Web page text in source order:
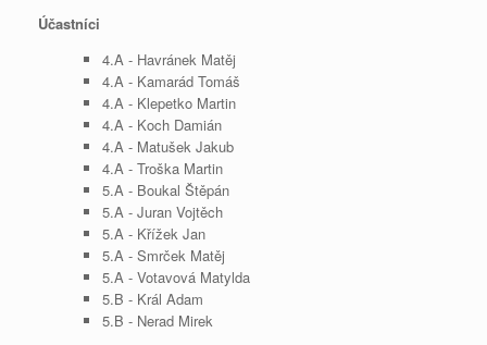
Účastníci
4.A - Havránek Matěj
4.A - Kamarád Tomáš
4.A - Klepetko Martin
4.A - Koch Damián
4.A - Matušek Jakub
4.A - Troška Martin
5.A - Boukal Štěpán
5.A - Juran Vojtěch
5.A - Křížek Jan
5.A - Smrček Matěj
5.A - Votavová Matylda
5.B - Král Adam
5.B - Nerad Mirek